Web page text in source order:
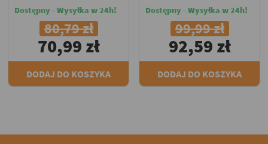
Dostępny - Wysyłka w 24h!
80,79 zł
70,99 zł
DODAJ DO KOSZYKA
Dostępny - Wysyłka w 24h!
99,99 zł
92,59 zł
DODAJ DO KOSZYKA